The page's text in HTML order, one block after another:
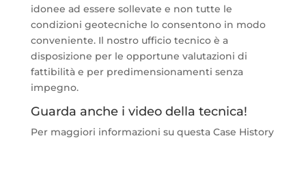
idonee ad essere sollevate e non tutte le
condizioni geotecniche lo consentono in modo
conveniente. Il nostro ufficio tecnico è a
disposizione per le opportune valutazioni di
fattibilità e per predimensionamenti senza
impegno.
Guarda anche i video della tecnica!
Per maggiori informazioni su questa Case History